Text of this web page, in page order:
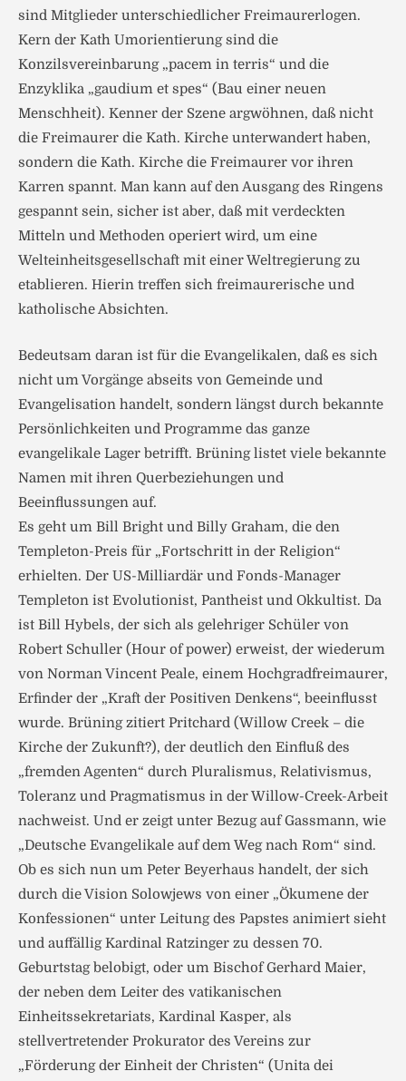
sind Mitglieder unterschiedlicher Freimaurerlogen.
Kern der Kath Umorientierung sind die
Konzilsvereinbarung „pacem in terris“ und die
Enzyklika „gaudium et spes“ (Bau einer neuen
Menschheit). Kenner der Szene argwöhnen, daß nicht
die Freimaurer die Kath. Kirche unterwandert haben,
sondern die Kath. Kirche die Freimaurer vor ihren
Karren spannt. Man kann auf den Ausgang des Ringens
gespannt sein, sicher ist aber, daß mit verdeckten
Mitteln und Methoden operiert wird, um eine
Welteinheitsgesellschaft mit einer Weltregierung zu
etablieren. Hierin treffen sich freimaurerische und
katholische Absichten.
Bedeutsam daran ist für die Evangelikalen, daß es sich
nicht um Vorgänge abseits von Gemeinde und
Evangelisation handelt, sondern längst durch bekannte
Persönlichkeiten und Programme das ganze
evangelikale Lager betrifft. Brüning listet viele bekannte
Namen mit ihren Querbeziehungen und
Beeinflussungen auf.
Es geht um Bill Bright und Billy Graham, die den
Templeton-Preis für „Fortschritt in der Religion“
erhielten. Der US-Milliardär und Fonds-Manager
Templeton ist Evolutionist, Pantheist und Okkultist. Da
ist Bill Hybels, der sich als gelehriger Schüler von
Robert Schuller (Hour of power) erweist, der wiederum
von Norman Vincent Peale, einem Hochgradfreimaurer,
Erfinder der „Kraft der Positiven Denkens“, beeinflusst
wurde. Brüning zitiert Pritchard (Willow Creek – die
Kirche der Zukunft?), der deutlich den Einfluß des
„fremden Agenten“ durch Pluralismus, Relativismus,
Toleranz und Pragmatismus in der Willow-Creek-Arbeit
nachweist. Und er zeigt unter Bezug auf Gassmann, wie
„Deutsche Evangelikale auf dem Weg nach Rom“ sind.
Ob es sich nun um Peter Beyerhaus handelt, der sich
durch die Vision Solowjews von einer „Ökumene der
Konfessionen“ unter Leitung des Papstes animiert sieht
und auffällig Kardinal Ratzinger zu dessen 70.
Geburtstag belobigt, oder um Bischof Gerhard Maier,
der neben dem Leiter des vatikanischen
Einheitssekretariats, Kardinal Kasper, als
stellvertretender Prokurator des Vereins zur
„Förderung der Einheit der Christen“ (Unita dei